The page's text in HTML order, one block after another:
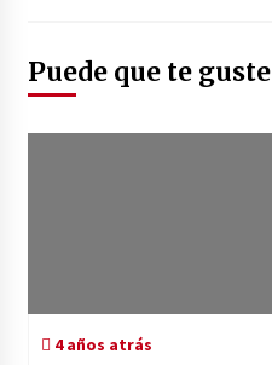
Puede que te guste
4 años atrás